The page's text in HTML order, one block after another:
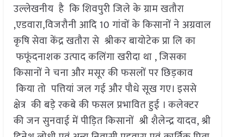
उल्लेखनीय है कि शिवपुरी जिले के ग्राम खतौरा
,एडवारा,विजरौनी आदि 10 गांवों के किसानों ने अग्रवाल
कृषि सेवा केंद्र खतौरा से श्रीकर बायोटेक प्रा लि का
फफूंदनाशक उत्पाद कलिंगा खरीदा था , जिसका
किसानों ने चना और मसूर की फसलों पर छिड़काव
किया तो पत्तियां जल गई और पौधे सूख गए। इससे
क्षेत्र की बड़े रकबे की फसल प्रभावित हुई । कलेक्टर
की जन सुनवाई में पीड़ित किसानों श्री शैलेन्द्र यादव, श्री